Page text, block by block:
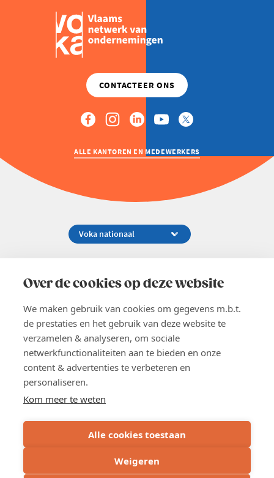
Over de cookies op deze website
We maken gebruik van cookies om gegevens m.b.t.
de prestaties en het gebruik van deze website te
verzamelen & analyseren, om sociale
netwerkfunctionaliteiten aan te bieden en onze
content & advertenties te verbeteren en
personaliseren.
Kom meer te weten
Alle cookies toestaan
Weigeren
Inschrijven
ALLE KANTOREN EN MEDEWERKERS
02 229 81 11
EN
Word lid
Voka 2026
Privacyverklaring
Cookie verklaring